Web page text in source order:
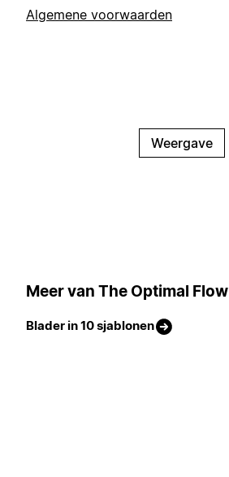
Algemene voorwaarden
Weergave
Meer van The Optimal Flow
Blader in 10 sjablonen